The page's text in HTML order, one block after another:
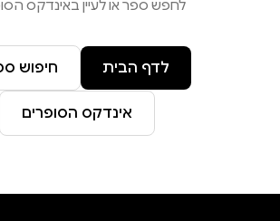
לחפש ספר או לעיין באינדקס
לדף הבית חיפוש
אינדקס הסופרים